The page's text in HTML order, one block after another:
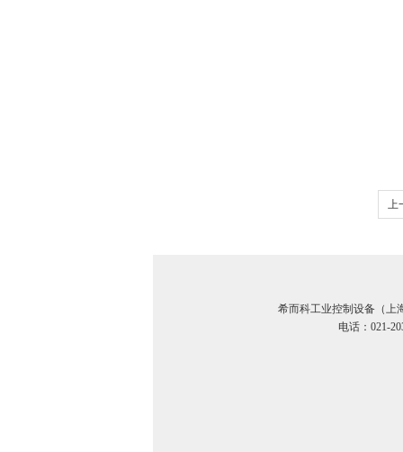
上
希而科工业控制设备（上
电话：021-